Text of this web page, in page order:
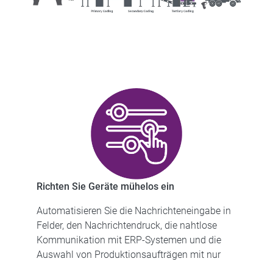
Richten Sie Geräte mühelos ein
Automatisieren Sie die Nachrichteneingabe in
Felder, den Nachrichtendruck, die nahtlose
Kommunikation mit ERP-Systemen und die
Auswahl von Produktionsaufträgen mit nur